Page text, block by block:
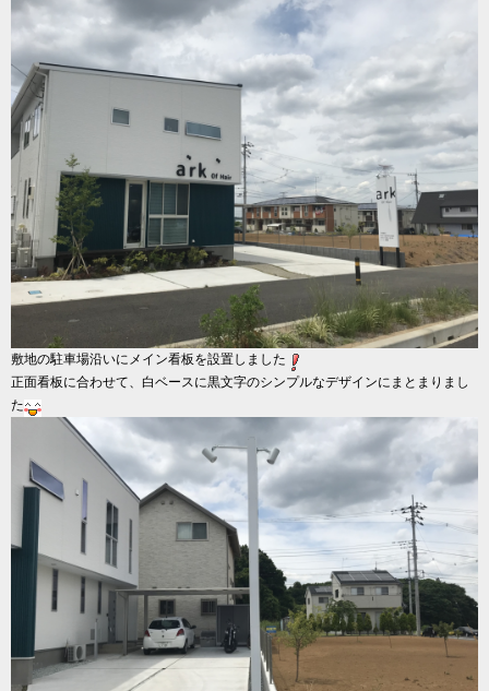
敷地の駐車場沿いにメイン看板を設置しました
正面看板に合わせて、白ベースに黒文字のシンプルなデザインにまとまりまし
た